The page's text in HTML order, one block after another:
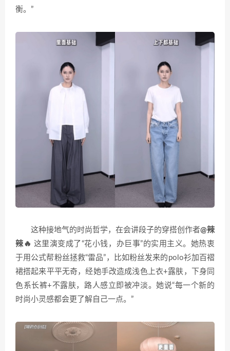
衡。”
这种接地气的时尚哲学，在会讲段子的穿搭创作者@辣
辣🔥 这里演变成了“花小钱，办巨事”的实用主义。她热衷
于用公式帮粉丝拯救“雷品”，比如粉丝发来的polo衫加百褶
裙搭起来平平无奇，经她手改造成浅色上衣+露肤，下身同
色系长裤+不露肤，路人感立即被冲淡。她说“每一个新的
时尚小灵感都会更了解自己一点。”